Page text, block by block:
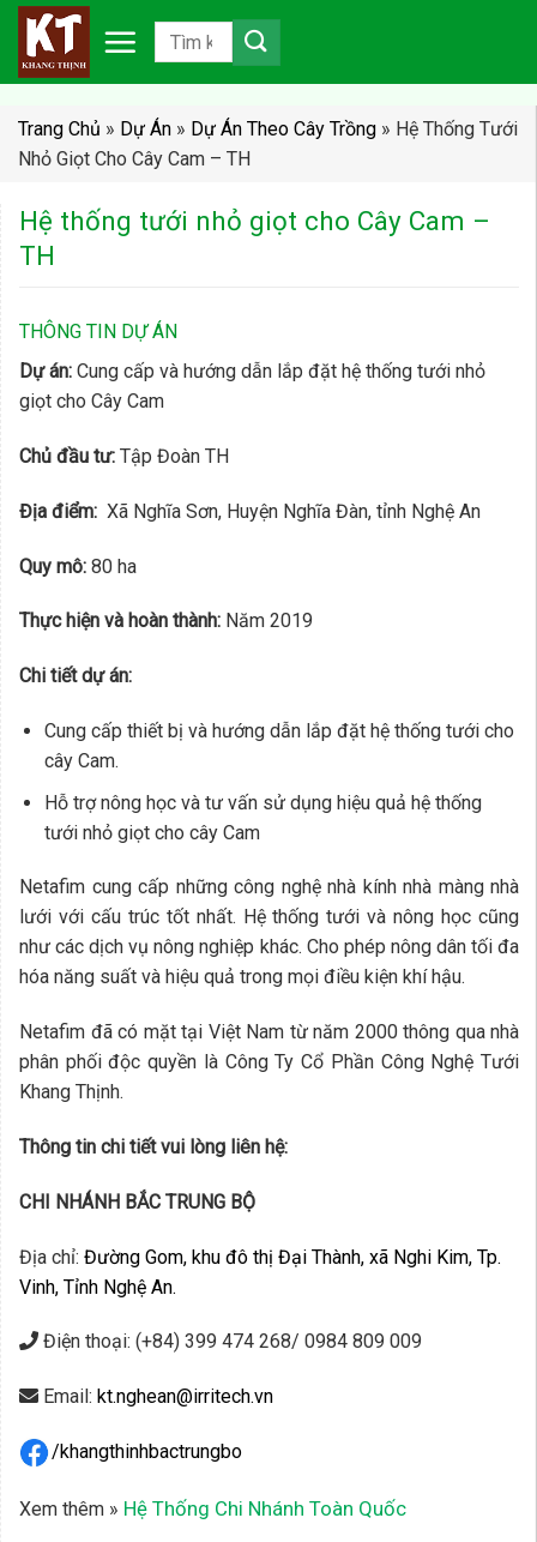
Chuyển
nội
Trang Chủ » Dự Án » Dự Án Theo Cây Trồng » Hệ Thống Tưới
Nhỏ Giọt Cho Cây Cam – TH
Hệ thống tưới nhỏ giọt cho Cây Cam –
TH
THÔNG TIN DỰ ÁN
Dự án: Cung cấp và hướng dẫn lắp đặt hệ thống tưới nhỏ
giọt cho Cây Cam
Chủ đầu tư: Tập Đoàn TH
Địa điểm: Xã Nghĩa Sơn, Huyện Nghĩa Đàn, tỉnh Nghệ An
Quy mô: 80 ha
Thực hiện và hoàn thành: Năm 2019
Chi tiết dự án:
Cung cấp thiết bị và hướng dẫn lắp đặt hệ thống tưới cho
cây Cam.
Hỗ trợ nông học và tư vấn sử dụng hiệu quả hệ thống
tưới nhỏ giọt cho cây Cam
Netafim cung cấp những công nghệ nhà kính nhà màng nhà
lưới với cấu trúc tốt nhất. Hệ thống tưới và nông học cũng
như các dịch vụ nông nghiệp khác. Cho phép nông dân tối đa
hóa năng suất và hiệu quả trong mọi điều kiện khí hậu.
Netafim đã có mặt tại Việt Nam từ năm 2000 thông qua nhà
phân phối độc quyền là Công Ty Cổ Phần Công Nghệ Tưới
Khang Thịnh.
Thông tin chi tiết vui lòng liên hệ:
CHI NHÁNH BẮC TRUNG BỘ
Địa chỉ: Đường Gom, khu đô thị Đại Thành, xã Nghi Kim, Tp.
Vinh, Tỉnh Nghệ An.
Điện thoại: (+84) 399 474 268/ 0984 809 009
Email: kt.nghean@irritech.vn
/khangthinhbactrungbo
Xem thêm » Hệ Thống Chi Nhánh Toàn Quốc